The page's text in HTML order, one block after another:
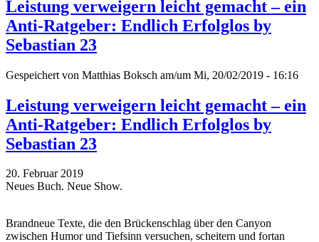
Leistung verweigern leicht gemacht – ein
Anti-Ratgeber: Endlich Erfolglos by
Sebastian 23
Gespeichert von Matthias Boksch am/um Mi, 20/02/2019 - 16:16
Leistung verweigern leicht gemacht – ein
Anti-Ratgeber: Endlich Erfolglos by
Sebastian 23
20. Februar 2019
Neues Buch. Neue Show.
Brandneue Texte, die den Brückenschlag über den Canyon
zwischen Humor und Tiefsinn versuchen, scheitern und fortan